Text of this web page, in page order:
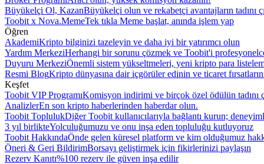
Büyükelçi Ol, KazanBüyükelçi olun ve rekabetçi avantajların tadını
Toobit x Nova.MemeTek tıkla Meme başlat, anında işlem yap
Öğren
AkademiKripto bilginizi tazeleyin ve daha iyi bir yatırımcı olun
Yardım MerkeziHerhangi bir sorunu çözmek ve Toobit'i
Duyuru MerkeziÖnemli sistem yükseltmeleri, yeni kripto para
Resmi BlogKripto dünyasına dair içgörüler edinin ve ticaret
Keşfet
Toobit VIP ProgramıKomisyon indirimi ve birçok özel ödülün tadını
AnalizlerEn son kripto haberlerinden haberdar olun.
Toobit ToplulukDiğer Toobit kullanıcılarıyla bağlantı kurun;
3 yıl birlikteYolculuğumuzu ve onu inşa eden topluluğu kutluyoruz
Toobit HakkındaÖnde gelen küresel platform ve kim olduğumuz
Öneri & Geri BildirimBorsayı geliştirmek için fikirlerinizi paylaşın
Rezerv Kanıtı%100 rezerv ile güven inşa edilir